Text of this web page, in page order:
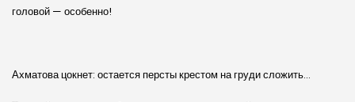
головой — особенно!
Ахматова цокнет: остается персты крестом на груди сложить…